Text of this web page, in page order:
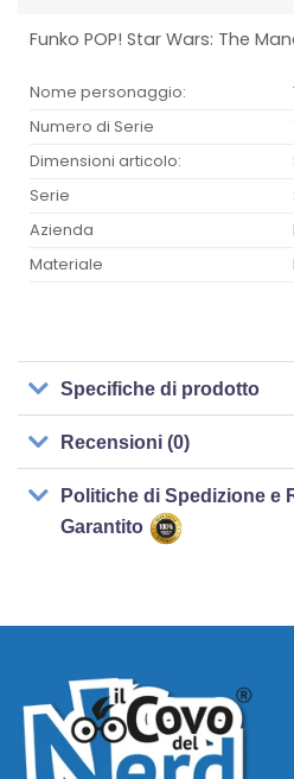
Funko POP! Star Wars: The
Nome personaggio:
Numero di Serie
Dimensioni articolo:
Serie
Azienda
Materiale
Specifiche di prodotto
Recensioni (0)
Politiche di Spedizione e
Garantito